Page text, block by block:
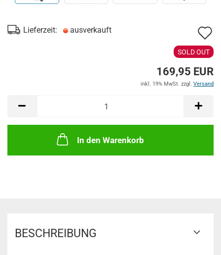
Lieferzeit: ausverkauft
SOLD OUT
169,95 EUR
inkl. 19% MwSt. zzgl. Versand
In den Warenkorb
BESCHREIBUNG